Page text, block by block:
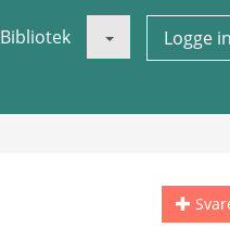
Bibliotek Logge